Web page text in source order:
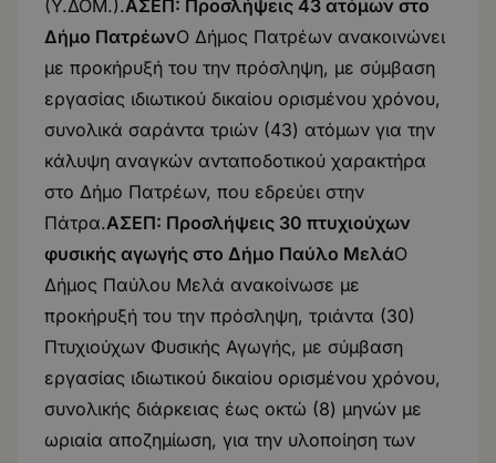
(Υ.ΔΟΜ.).ΑΣΕΠ: Προσλήψεις 43 ατόμων στο
Δήμο ΠατρέωνΟ Δήμος Πατρέων ανακοινώνει
με προκήρυξή του την πρόσληψη, με σύμβαση
εργασίας ιδιωτικού δικαίου ορισμένου χρόνου,
συνολικά σαράντα τριών (43) ατόμων για την
κάλυψη αναγκών ανταποδοτικού χαρακτήρα
στο Δήμο Πατρέων, που εδρεύει στην
Πάτρα.ΑΣΕΠ: Προσλήψεις 30 πτυχιούχων
φυσικής αγωγής στο Δήμο Παύλο ΜελάΟ
Δήμος Παύλου Μελά ανακοίνωσε με
προκήρυξή του την πρόσληψη, τριάντα (30)
Πτυχιούχων Φυσικής Αγωγής, με σύμβαση
εργασίας ιδιωτικού δικαίου ορισμένου χρόνου,
συνολικής διάρκειας έως οκτώ (8) μηνών με
ωριαία αποζημίωση, για την υλοποίηση των